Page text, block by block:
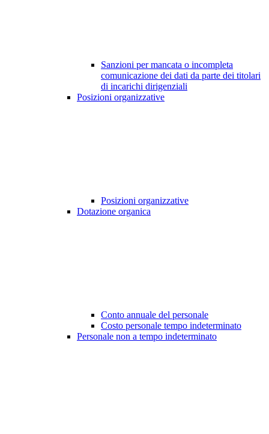
Sanzioni per mancata o incompleta
comunicazione dei dati da parte dei titolari
di incarichi dirigenziali
Posizioni organizzative
Posizioni organizzative
Dotazione organica
Conto annuale del personale
Costo personale tempo indeterminato
Personale non a tempo indeterminato